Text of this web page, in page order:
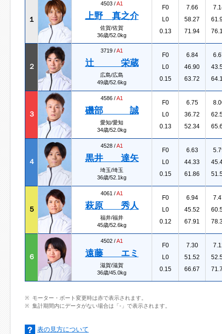
１
4503 /A1
上野 真之介
佐賀/佐賀
36歳/52.0kg
F0
L0
0.13
7.66
58.27
71.94
２
3719 /A1
辻 栄蔵
広島/広島
49歳/52.6kg
F0
L0
0.15
6.84
46.90
63.72
３
4586 /A1
磯部 誠
愛知/愛知
34歳/52.0kg
F0
L0
0.13
6.75
36.72
52.34
４
4528 /A1
黒井 達矢
埼玉/埼玉
36歳/52.1kg
F0
L0
0.15
6.63
44.33
61.86
５
4061 /A1
萩原 秀人
福井/福井
45歳/52.6kg
F0
L0
0.12
6.94
45.52
67.91
６
4502 /A1
遠藤 エミ
滋賀/滋賀
36歳/45.0kg
F0
L0
0.15
7.30
51.52
66.67
モーター・ボート変更時は赤で表示されます。
集計期間内にデータがない場合は「-」で表示されます。
表の見方について